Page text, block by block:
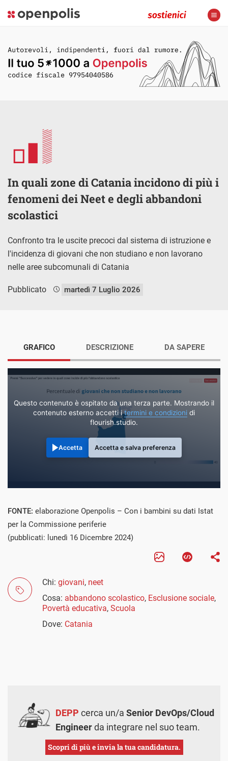
In quali zone di Catania incidono di più i
fenomeni dei Neet e degli abbandoni
scolastici
Confronto tra le uscite precoci dal sistema di istruzione e
l'incidenza di giovani che non studiano e non lavorano
nelle aree subcomunali di Catania
Pubblicato martedì 7 Luglio 2026
GRAFICO
Questo contenuto è ospitato da una terza parte. Mostrando il
contenuto esterno accetti itermini e condizioni di
flourish.studio.
Accetta Accetta e salva preferenza
DESCRIZIONE DA SAPERE
FONTE: elaborazione Openpolis – Con i bambini su dati Istat
per la Commissione periferie
(pubblicati: lunedì 16 Dicembre 2024)
Chi: giovani, neet
Cosa: abbandono scolastico, Esclusione sociale,
Povertà educativa, Scuola
Dove: Catania
DEPP cerca un/a Senior DevOps/Cloud
Engineerda integrare nel suo team.
Scopri di più e invia la tua candidatura.